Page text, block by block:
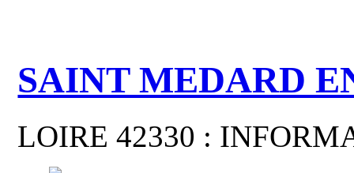
SAINT MEDARD
LOIRE 42330 :